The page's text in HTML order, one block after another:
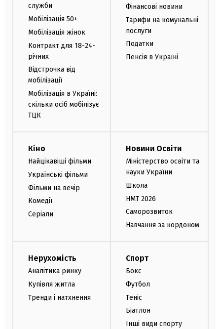
служби
Мобілізація 50+
Мобілізація жінок
Контракт для 18-24-
річних
Відстрочка від
мобілізації
Мобілізація в Україні:
скільки осіб мобілізує
ТЦК
Фінансові новини
Тарифи на комунальні
послуги
Податки
Пенсія в Україні
Кіно
Найцікавіші фільми
Українські фільми
Фільми на вечір
Комедії
Серіали
Новини Освіти
Міністерство освіти та
науки України
Школа
НМТ 2026
Саморозвиток
Навчання за кордоном
Нерухомість
Аналітика ринку
Купівля житла
Тренди і натхнення
Спорт
Бокс
Футбол
Теніс
Біатлон
Інші види спорту